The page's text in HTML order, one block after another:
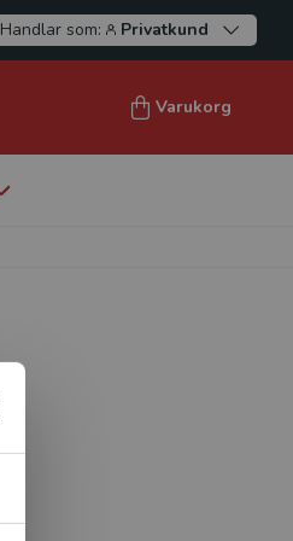
Handlar som: Privatkund
Varukorg